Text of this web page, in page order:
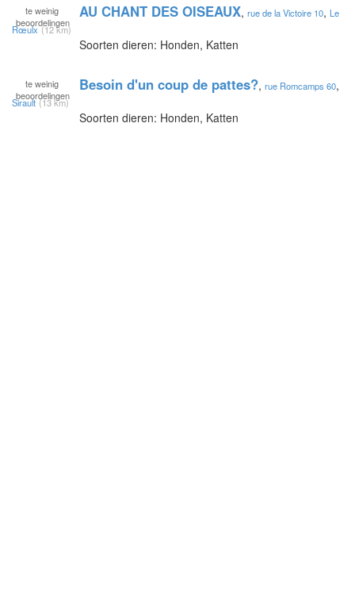
te weinig
beoordelingen
AU CHANT DES OISEAUX, rue de la Victoire 10, Le
Rœulx (12 km)
Soorten dieren: Honden, Katten
te weinig
beoordelingen
Besoin d'un coup de pattes?, rue Romcamps 60,
Sirault (13 km)
Soorten dieren: Honden, Katten